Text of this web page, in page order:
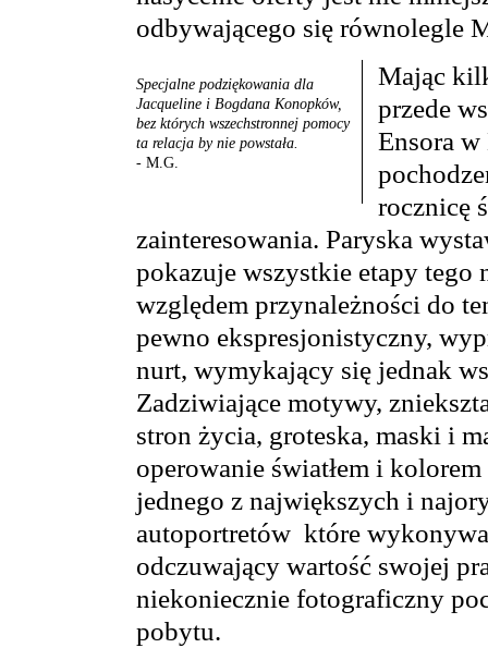
odbywającego się równolegle
Specjalne podziękowania dla
Jacqueline i Bogdana Konopków,
bez których wszechstronnej pomocy
ta relacja by nie powstała.
- M.G.
Mając
przede
Ensora w
rocznicę
zainteresowania. Paryska
pokazuje wszystkie etapy tego
względem przynależności do
pewno ekspresjonistyczny,
nurt, wymykający się jednak
Zadziwiające motywy,
stron życia, groteska, maski i
operowanie światłem i
jednego z największych i
autoportretów które
odczuwający wartość swojej
niekoniecznie fotograficzny
pobytu.